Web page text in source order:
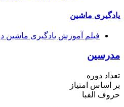
یادگیری ماشین
فیلم آموزش یادگیری ماشین
مدرسین
تعداد دوره
بر اساس امتیاز
حروف الفبا